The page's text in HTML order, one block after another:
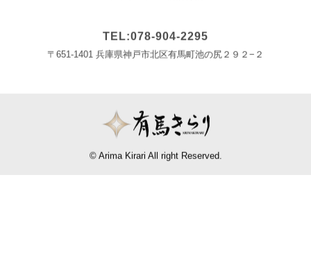
TEL:078-904-2295
〒651-1401 兵庫県神戸市北区有馬町池の尻２９２−２
© Arima Kirari All right Reserved.